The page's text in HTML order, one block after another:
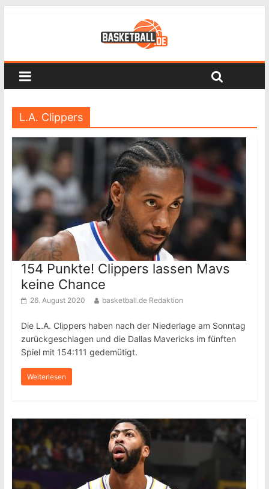
L.A. Clippers
154 Punkte! Clippers lassen Mavs
keine Chance
26. August 2020 basketball.de Redaktion
Die L.A. Clippers haben nach der Niederlage am Sonntag
zurückgeschlagen und die Dallas Mavericks im fünften
Spiel mit 154:111 gedemütigt.
Weiterlesen